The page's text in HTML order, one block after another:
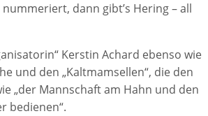
dann gibt’s Hering – all
Kerstin Achard ebenso wie
und den „Kaltmamsellen“, die den
„der Mannschaft am Hahn und den
bedienen“.